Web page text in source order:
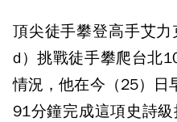
頂尖徒手攀登高手艾力
d）挑戰徒手攀爬台北
情況，他在今（25）日
91分鐘完成這項史詩